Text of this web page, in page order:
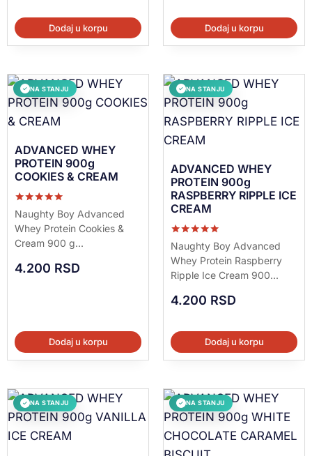
Dodaj u korpu Dodaj u korpu
✓ NA STANJU
ADVANCED WHEY
PROTEIN 900g
COOKIES & CREAM
Ocenjeno sa
5.00
od 5
Naughty Boy Advanced
Whey Protein Cookies &
Cream 900 g...
4.200 RSD
Dodaj u korpu
✓ NA STANJU
ADVANCED WHEY
PROTEIN 900g
RASPBERRY RIPPLE ICE
CREAM
Ocenjeno sa
5.00
od 5
Naughty Boy Advanced
Whey Protein Raspberry
Ripple Ice Cream 900...
4.200 RSD
Dodaj u korpu
✓ NA STANJU ✓ NA STANJU